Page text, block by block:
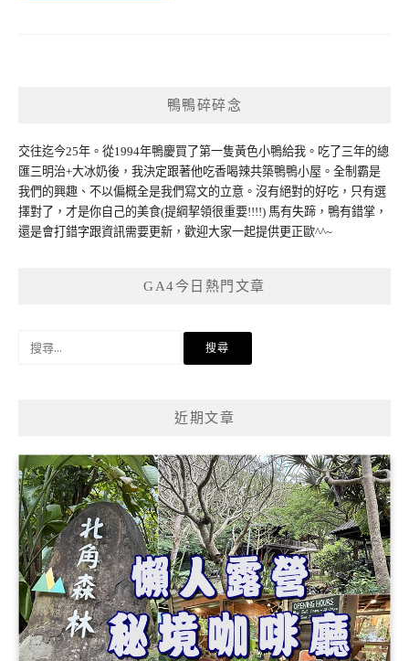
鴨鴨碎碎念
交往迄今25年。從1994年鴨慶買了第一隻黃色小鴨給我。吃了三年的總
匯三明治+大冰奶後，我決定跟著他吃香喝辣共築鴨鴨小屋。全制霸是
我們的興趣、不以偏概全是我們寫文的立意。沒有絕對的好吃，只有選
擇對了，才是你自己的美食(提綱挈領很重要!!!!) 馬有失蹄，鴨有錯掌，
還是會打錯字跟資訊需要更新，歡迎大家一起提供更正歐^^~
GA4今日熱門文章
近期文章